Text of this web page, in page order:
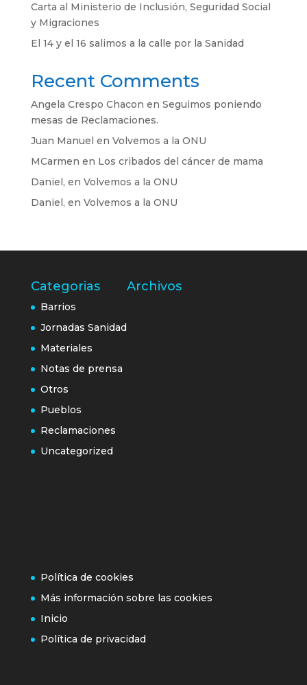
Carta al Ministerio de Inclusión, Seguridad Social
y Migraciones
El 14 y el 16 salimos a la calle por la Sanidad
Recent Comments
Angela Crespo Chacon en Seguimos poniendo
mesas de Reclamaciones.
Juan Manuel en Volvemos a la ONU
MCarmen en Los cribados del cáncer de mama
Daniel, en Volvemos a la ONU
Daniel, en Volvemos a la ONU
Categorias
Barrios
Jornadas Sanidad
Materiales
Notas de prensa
Otros
Pueblos
Reclamaciones
Uncategorized
Archivos
Política de cookies
Más información sobre las cookies
Inicio
Política de privacidad